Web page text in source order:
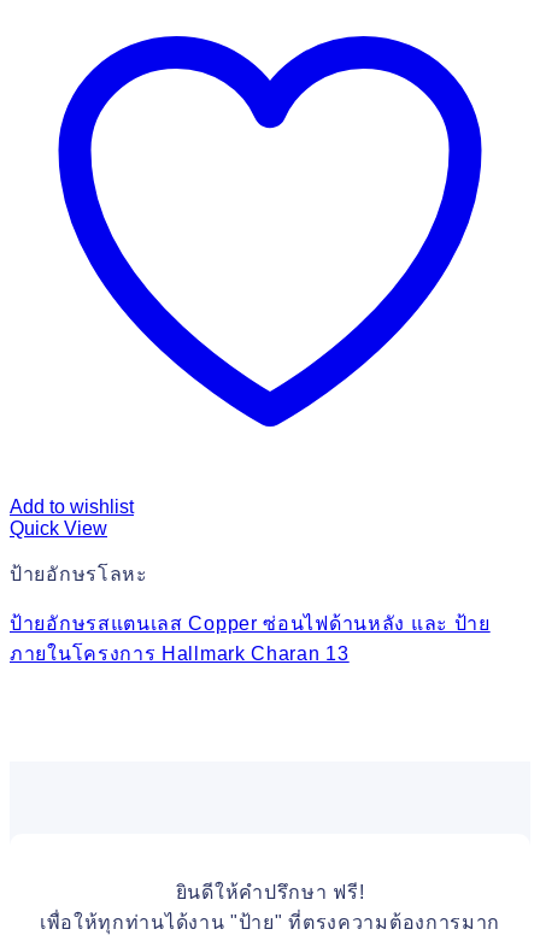
Add to wishlist
Quick View
ป้ายอักษรโลหะ
ป้ายอักษรสแตนเลส Copper ซ่อนไฟด้านหลัง และ ป้าย
ภายในโครงการ Hallmark Charan 13
ยินดีให้คำปรึกษา ฟรี!
เพื่อให้ทุกท่านได้งาน "ป้าย" ที่ตรงความต้องการมาก